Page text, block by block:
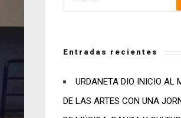
Entradas recientes
URDANETA DIO INICIO AL
DE LAS ARTES CON UNA